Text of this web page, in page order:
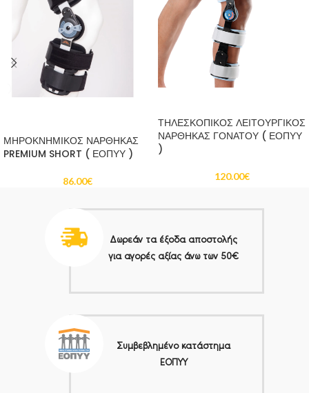
ΜΗΡΟΚΝΗΜΙΚΟΣ ΝΑΡΘΗΚΑΣ
PREMIUM SHORT ( ΕΟΠΥΥ )
86.00€
ΤΗΛΕΣΚΟΠΙΚΟΣ ΛΕΙΤΟΥΡΓΙΚΟΣ
ΝΑΡΘΗΚΑΣ ΓΟΝΑΤΟΥ ( ΕΟΠΥΥ
)
120.00€
Δωρεάν τα έξοδα αποστολής
για αγορές αξίας άνω των 50€
Συμβεβλημένο κατάστημα
ΕΟΠΥΥ